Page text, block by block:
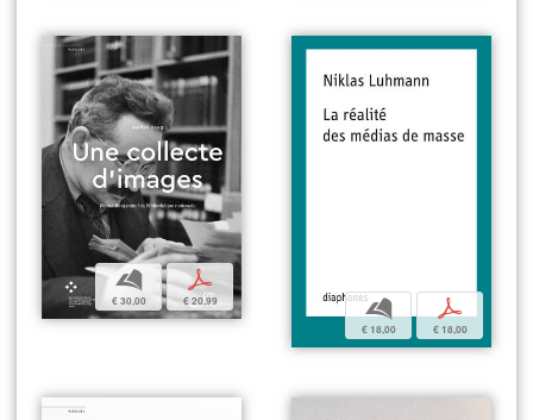
b
€ 30,00
p
€ 20,99 b
€ 18,00
p
€ 18,00